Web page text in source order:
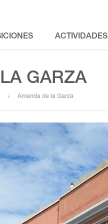
ACTIVIDADES
GARZA
Amanda de la Garza